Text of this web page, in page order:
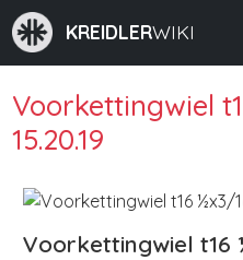
KREIDLERWIKI
Voorkettingwiel
15.20.19
Voorkettingwiel t16